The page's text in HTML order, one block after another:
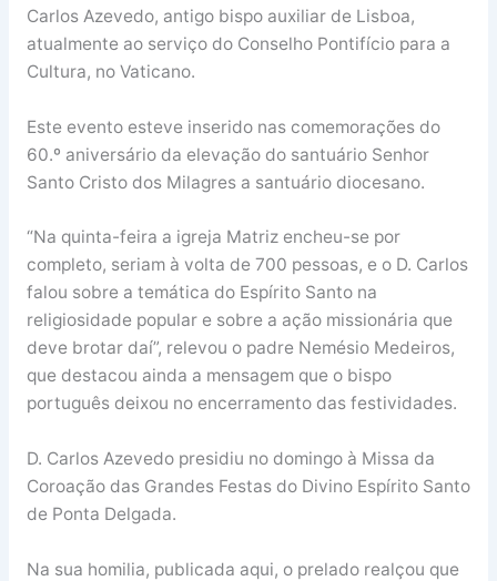
Carlos Azevedo, antigo bispo auxiliar de Lisboa,
atualmente ao serviço do Conselho Pontifício para a
Cultura, no Vaticano.
Este evento esteve inserido nas comemorações do
60.º aniversário da elevação do santuário Senhor
Santo Cristo dos Milagres a santuário diocesano.
“Na quinta-feira a igreja Matriz encheu-se por
completo, seriam à volta de 700 pessoas, e o D. Carlos
falou sobre a temática do Espírito Santo na
religiosidade popular e sobre a ação missionária que
deve brotar daí”, relevou o padre Nemésio Medeiros,
que destacou ainda a mensagem que o bispo
português deixou no encerramento das festividades.
D. Carlos Azevedo presidiu no domingo à Missa da
Coroação das Grandes Festas do Divino Espírito Santo
de Ponta Delgada.
Na sua homilia, publicada aqui, o prelado realçou que